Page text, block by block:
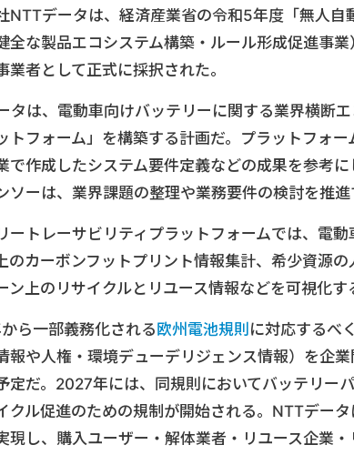
NTTデータは、経済産業省の令和5年度「無人
全な製品エコシステム構築・ルール形成促進事
業者として正式に採択された。
タは、電動車向けバッテリーに関する業界横断
トフォーム」を構築する計画だ。プラットフォ
で作成したシステム要件定義などの成果を参考
ソーは、業界課題の整理や業務要件の検討を推進
ートレーサビリティプラットフォームでは、電
のカーボンフットプリント情報集計、希少資源
ン上のリサイクルとリユース情報などを可視化す
ら一部義務化される欧州電池規則 に対応するべ
報や人権・環境デューデリジェンス情報）を企
定だ。2027年には、同規則においてバッテリー
クル促進のための規制が開始される。NTTデー
現し、購入ユーザー・解体業者・リユース企業